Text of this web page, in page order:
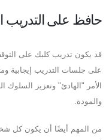
حافظ على التدريب
قد يكون تدريب كلبك على
على جلسات التدريب إيجابية
الأمر "الهادئ" وتعزيز
والمودة.
من المهم أيضًا أن يكون كل